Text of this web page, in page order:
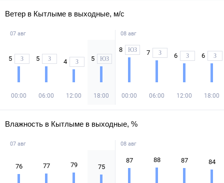
Ветер в Кытлыме в выходные, м/с
07 авг
5 З
00:00
5 З
06:00
4 З
12:00
5 ЮЗ
18:00
08 авг
8 ЮЗ
00:00
7 З
06:00
6 З
12:00
6 З
18:00
Влажность в Кытлыме в выходные, %
07 авг
76 77 79 75
08 авг
87 88 87 84